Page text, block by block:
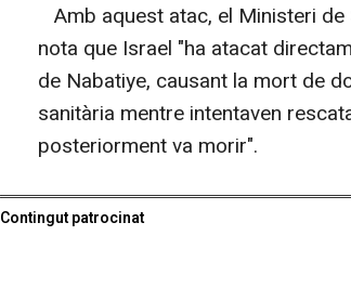
Amb aquest atac, el Ministeri
nota que Israel "ha atacat
de Nabatiye, causant la mort de
sanitària mentre intentaven
posteriorment va morir".
Contingut patrocinat